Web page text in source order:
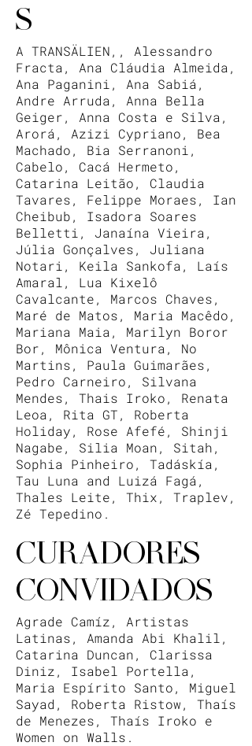
S
A TRANSÄLIEN,, Alessandro
Fracta, Ana Cláudia Almeida,
Ana Paganini, Ana Sabiá,
Andre Arruda, Anna Bella
Geiger, Anna Costa e Silva,
Arorá, Azizi Cypriano, Bea
Machado, Bia Serranoni,
Cabelo, Cacá Hermeto,
Catarina Leitão, Claudia
Tavares, Felippe Moraes, Ian
Cheibub, Isadora Soares
Belletti, Janaína Vieira,
Júlia Gonçalves, Juliana
Notari, Keila Sankofa, Laís
Amaral, Lua Kixelô
Cavalcante, Marcos Chaves,
Maré de Matos, Maria Macêdo,
Mariana Maia, Marilyn Boror
Bor, Mônica Ventura, No
Martins, Paula Guimarães,
Pedro Carneiro, Silvana
Mendes, Thais Iroko, Renata
Leoa, Rita GT, Roberta
Holiday, Rose Afefé, Shinji
Nagabe, Silia Moan, Sitah,
Sophia Pinheiro, Tadáskía,
Tau Luna and Luizá Fagá,
Thales Leite, Thix, Traplev,
Zé Tepedino.
CURADORES
CONVIDADOS
Agrade Camíz, Artistas
Latinas, Amanda Abi Khalil,
Catarina Duncan, Clarissa
Diniz, Isabel Portella,
Maria Espírito Santo, Miguel
Sayad, Roberta Ristow, Thaís
de Menezes, Thaís Iroko e
Women on Walls.